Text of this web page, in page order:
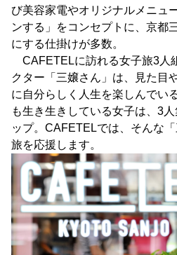
び美容家電やオリジナルメニュ
ンする」をコンセプトに、京都
にする仕掛けが多数。
CAFETELに訪れる女子旅3人
クター「三嬢さん」は、見た目
に自分らしく人生を楽しんでい
も生き生きしている女子は、3
ップ。CAFETELでは、そんな
旅を応援します。